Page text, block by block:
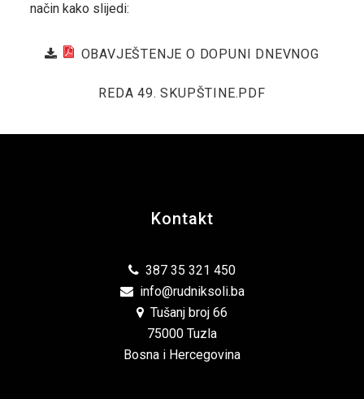
način kako slijedi:
OBAVJEŠTENJE O DOPUNI DNEVNOG
REDA 49. SKUPŠTINE.PDF
Kontakt
387 35 321 450
info@rudniksoli.ba
Tušanj broj 66
75000 Tuzla
Bosna i Hercegovina